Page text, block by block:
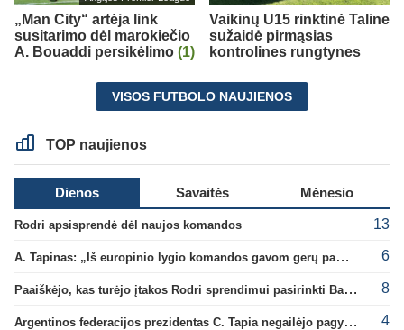
„Man City“ artėja link
susitarimo dėl marokiečio
A. Bouaddi persikėlimo (1)
Vaikinų U15 rinktinė Taline
sužaidė pirmąsias
kontrolines rungtynes
VISOS FUTBOLO NAUJIENOS
TOP naujienos
Dienos Savaitės Mėnesio
Rodri apsisprendė dėl naujos komandos 13
A. Tapinas: „Iš europinio lygio komandos gavom gerų pamokų“ 6
Paaiškėjo, kas turėjo įtakos Rodri sprendimui pasirinkti Barselonos pusę 8
Argentinos federacijos prezidentas C. Tapia negailėjo pagyrų G. Infantino 4